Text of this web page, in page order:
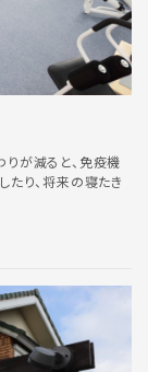
が減ると、免疫機
たり、将来の寝たき